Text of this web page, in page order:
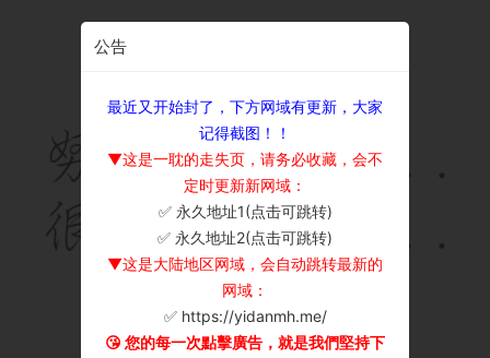
公告
最近又开始封了，下方网域有更新，大家
记得截图！！
▼这是一耽的走失页，请务必收藏，会不
定时更新新网域：
✅ 永久地址1(点击可跳转)
✅ 永久地址2(点击可跳转)
▼这是大陆地区网域，会自动跳转最新的
网域：
✅ https://yidanmh.me/
😘 您的每一次點擊廣告，就是我們堅持下